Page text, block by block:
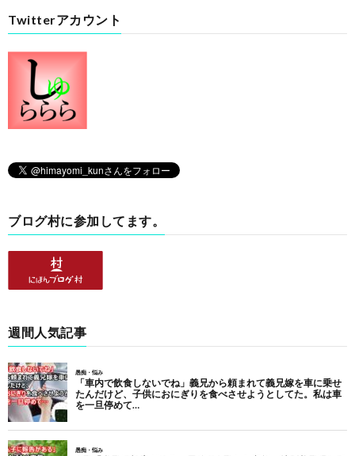
Twitterアカウント
ブログ村に参加してます。
週間人気記事